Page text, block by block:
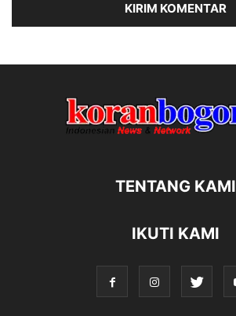
TENTANG KAMI
IKUTI KAMI